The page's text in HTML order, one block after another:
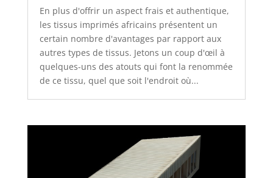
En plus d'offrir un aspect frais et authentique,
les tissus imprimés africains présentent un
certain nombre d'avantages par rapport aux
autres types de tissus. Jetons un coup d'œil à
quelques-uns des atouts qui font la renommée
de ce tissu, quel que soit l'endroit où...